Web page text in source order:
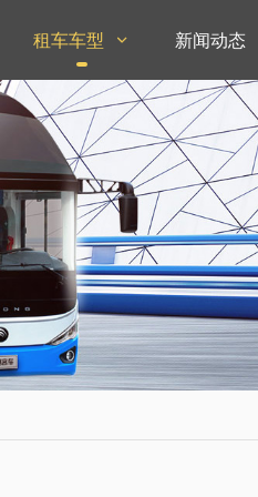
租车车型  新闻动态